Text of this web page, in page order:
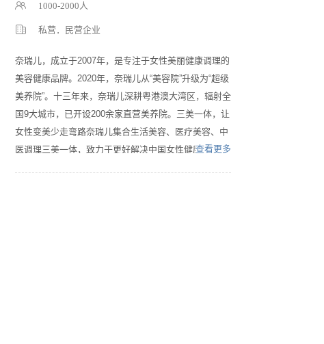
1000-2000人
私营．民营企业
奈瑞儿，成立于2007年，是专注于女性美丽健康调理的
美容健康品牌。2020年，奈瑞儿从“美容院”升级为“超级
美养院”。十三年来，奈瑞儿深耕粤港澳大湾区，辐射全
国9大城市，已开设200余家直营美养院。三美一体，让
女性变美少走弯路奈瑞儿集合生活美容、医疗美容、中
医调理三美一体，致力于更好解决中国女性健康美丽调
查看更多